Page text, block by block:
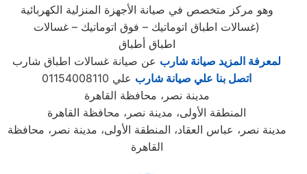
وهو مركز متخصص في صيانة الأجهزة المنزلية الكهربائية
(غسالات اطباق اتوماتيك – فوق اتوماتيك – غسالات
اطباق أطباق
لمعرفة المزيد صيانة شارب عن صيانة غسالات اطباق شارب
اتصل بنا علي صيانة شارب علي 01154008110
مدينة نصر، محافظة القاهرة
المنطقة الأولى، مدينة نصر، محافظة القاهرة
مدينة نصر، عباس العقاد، المنطقة الأولى، مدينة نصر، محافظة
القاهرة